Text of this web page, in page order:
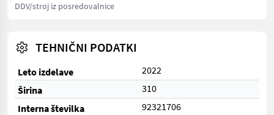
DDV/stroj iz posredovalnice
TEHNIČNI PODATKI
Leto izdelave
2022
Širina
310
Interna številka
92321706